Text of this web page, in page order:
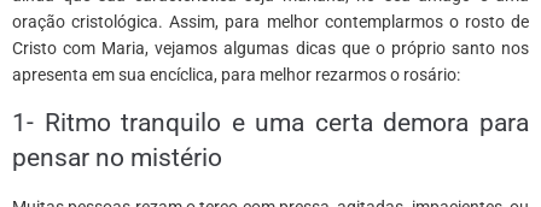
oração cristológica. Assim, para melhor contemplarmos o rosto de
Cristo com Maria, vejamos algumas dicas que o próprio santo nos
apresenta em sua encíclica, para melhor rezarmos o rosário:
1- Ritmo tranquilo e uma certa demora para
pensar no mistério